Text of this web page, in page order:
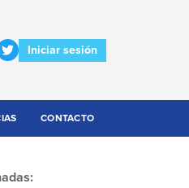
Iniciar sesión
CONTACTO